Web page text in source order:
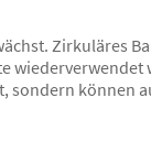
Zirkuläres
können